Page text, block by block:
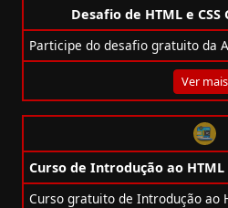
Desafio de HTML e
Ver mais